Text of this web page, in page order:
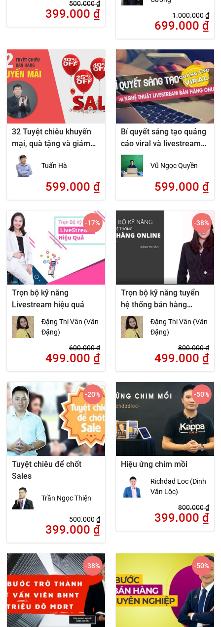
500.000₫
399.000 ₫ 1.000.000₫
699.000 ₫
32 Tuyệt chiêu khuyến
mại, quà tặng và giảm
giá
Tuấn Hà
599.000 ₫
Bí quyết sáng tạo quảng
cáo viral và livestream
bán hàng online
Vũ Ngọc Quyền
599.000 ₫
Trọn bộ kỹ năng
Livestream hiệu quả
Đặng Thị Vân (Vân
Đặng)
600.000₫
499.000 ₫
-17%
Trọn bộ kỹ năng tuyển
hệ thống bán hàng
online
Đặng Thị Vân (Vân
Đặng)
800.000₫
499.000 ₫
-38%
Tuyệt chiêu để chốt
Sales
Trần Ngọc Thiện
500.000₫
399.000 ₫
-20%
Hiệu ứng chim mồi
Richdad Loc (Đinh
Văn Lộc)
800.000₫
399.000 ₫
-50%
-38% -50%